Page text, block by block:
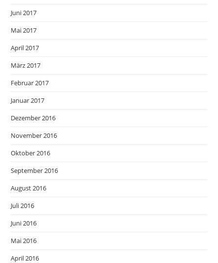
Juni 2017
Mai 2017
April 2017
März 2017
Februar 2017
Januar 2017
Dezember 2016
November 2016
Oktober 2016
September 2016
August 2016
Juli 2016
Juni 2016
Mai 2016
April 2016